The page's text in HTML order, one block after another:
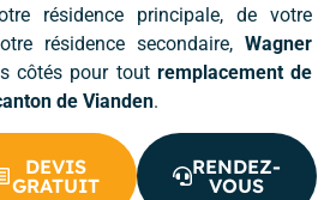
résidence principale, de votre
résidence secondaire, Wagner
côtés pour tout remplacement de
de Vianden.
DEVIS
GRATUIT
RENDEZ-
VOUS